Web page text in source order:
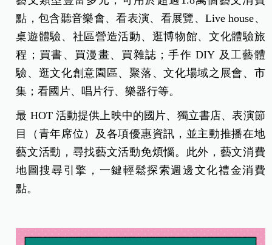
點，包含聽音樂會、看表演、看展覽、Live house、
桌遊體驗、社區營造活動、逛博物館、文化體驗旅
程；買書、買漫畫、買雜誌；手作 DIY 及工藝體
驗、逛文化創意園區、聚落、文化場域之展會、市
集；看國片、唱片行、樂器行等。
最 HOT 活動提供上映中的國片、獨立書店、表演節
目（青年席位）及各項優惠資訊，並主動推播在地
藝文活動，尋找藝文活動免煩惱。此外，藝文消費
地圖搜尋引擎，一鍵輕鬆探索週邊文化禮金消費
點。